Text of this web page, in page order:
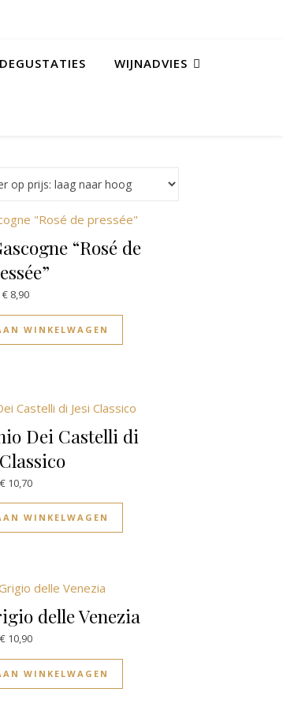
WIJNADVIES
“Rosé de
€ 8,90
WINKELWAGEN
Dei Castelli di
€10,70
WINKELWAGEN
delle Venezia
€10,90
WINKELWAGEN